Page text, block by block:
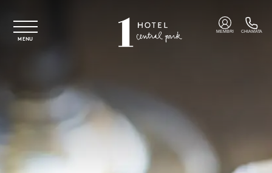
MENU
MEMBRI CHIAMATA